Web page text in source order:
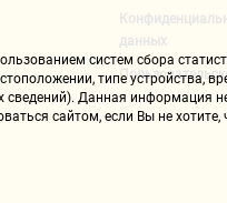
Достоинства:
1. BOSCH-Pro
2. Компактный
данных
систем сбора
типе устройства,
Данная информация
сайтом, если Вы не